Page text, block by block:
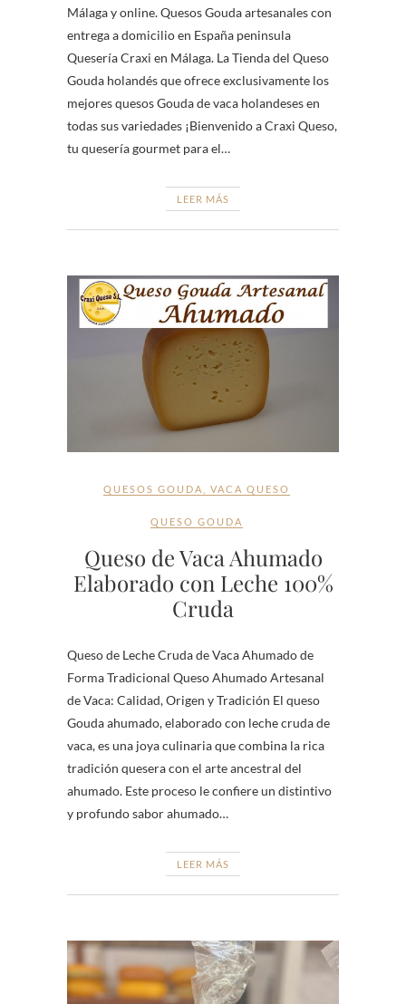
Málaga y online. Quesos Gouda artesanales con
entrega a domicilio en España peninsula
Quesería Craxi en Málaga. La Tienda del Queso
Gouda holandés que ofrece exclusivamente los
mejores quesos Gouda de vaca holandeses en
todas sus variedades ¡Bienvenido a Craxi Queso,
tu quesería gourmet para el…
LEER MÁS
QUESOS GOUDA VACA QUESO
QUESO GOUDA
Queso de Vaca Ahumado
Elaborado con Leche 100%
Cruda
Queso de Leche Cruda de Vaca Ahumado de
Forma Tradicional Queso Ahumado Artesanal
de Vaca: Calidad, Origen y Tradición El queso
Gouda ahumado, elaborado con leche cruda de
vaca, es una joya culinaria que combina la rica
tradición quesera con el arte ancestral del
ahumado. Este proceso le confiere un distintivo
y profundo sabor ahumado…
LEER MÁS